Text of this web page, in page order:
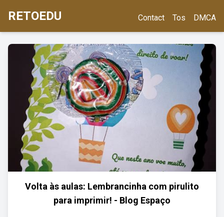
RETOEDU Contact Tos DMCA
Volta às aulas: Lembrancinha com pirulito
para imprimir! - Blog Espaço